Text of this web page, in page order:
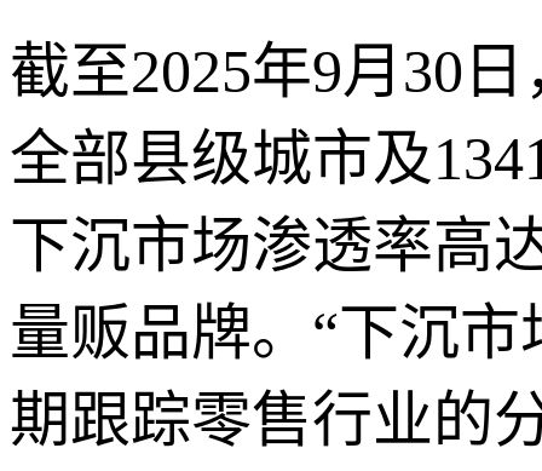
截至2025年9月30
全部县级城市及
下沉市场渗透率高
量贩品牌。“下沉
期跟踪零售行业的